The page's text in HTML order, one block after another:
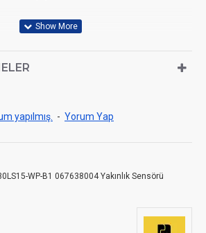
yapılmış. - Yorum Yap
WP-B1 067638004 Yakınlık Sensörü